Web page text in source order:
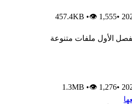
•
457.4KB •👁 1,555
الأول ملفات متنوعة
•
1.3MB •👁 1,276